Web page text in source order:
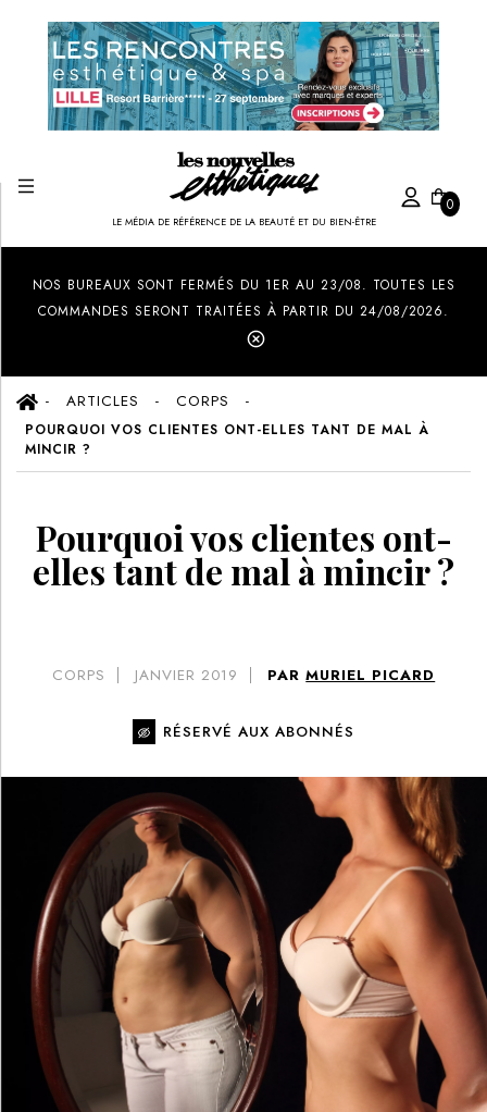
LE MÉDIA DE RÉFÉRENCE DE LA BEAUTÉ ET DU BIEN-ÊTRE
0
NOS BUREAUX SONT FERMÉS DU 1ER AU 23/08. TOUTES LES
COMMANDES SERONT TRAITÉES À PARTIR DU 24/08/2026.
ARTICLES CORPS
POURQUOI VOS CLIENTES ONT-ELLES TANT DE MAL À
MINCIR ?
Pourquoi vos clientes ont-
elles tant de mal à mincir ?
CORPS JANVIER 2019 PAR MURIEL PICARD
RÉSERVÉ AUX ABONNÉS